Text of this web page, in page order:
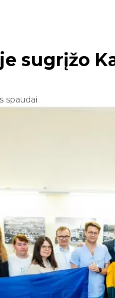
sugrįžo
spaudai